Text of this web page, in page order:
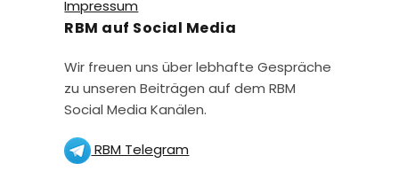
Impressum
RBM auf Social Media
Wir freuen uns über lebhafte Gespräche
zu unseren Beiträgen auf dem RBM
Social Media Kanälen.
RBM Telegram